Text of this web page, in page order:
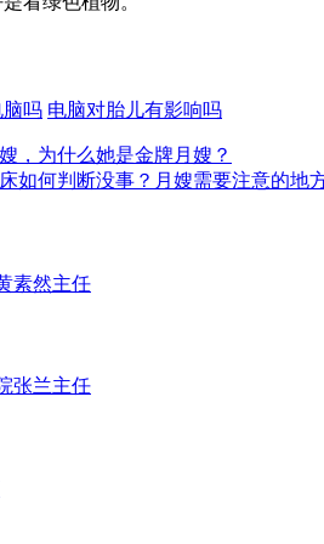
吗 电脑对胎儿有影响吗
，为什么她是金牌月嫂？
床如何判断没事？月嫂需要注意的地